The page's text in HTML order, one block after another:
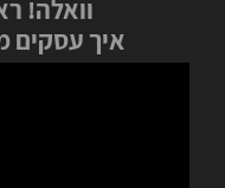
וואלה!
איך עסקים